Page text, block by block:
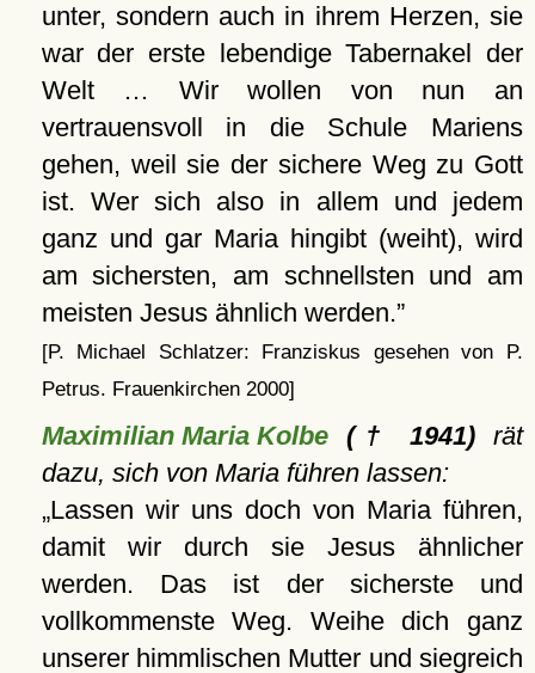
unter, sondern auch in ihrem Herzen, sie
war der erste lebendige Tabernakel der
Welt … Wir wollen von nun an
vertrauensvoll in die Schule Mariens
gehen, weil sie der sichere Weg zu Gott
ist. Wer sich also in allem und jedem
ganz und gar Maria hingibt (weiht), wird
am sichersten, am schnellsten und am
meisten Jesus ähnlich werden.
[P. Michael Schlatzer: Franziskus gesehen von P.
Petrus. Frauenkirchen 2000]
Maximilian Maria Kolbe(† 1941)rät
dazu, sich von Maria führen lassen:
Lassen wir uns doch von Maria führen,
damit wir durch sie Jesus ähnlicher
werden. Das ist der sicherste und
vollkommenste Weg. Weihe dich ganz
unserer himmlischen Mutter und siegreich